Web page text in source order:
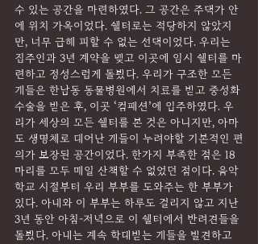
수 있는 공간을 마련하였다. 그 공간은 주택가 안
에 위치 가옥이었다. 쉘터로는 적당하지 않았지
만, 너무 급해 피할 수 없는 선택이었다. 우리는
집주인과 3년 계약을 맺고 이곳에 임시 쉘터를 마
련하고 정성스럽게 돌봤다. 우리가 구조한 모든
개들은 한남동 동물병원에서 치료를 받고 중성화
수술을 받은 후, 이곳 ‘컴패션’에 입주하였다. 우
리가 세상의 모든 쉘터를 본 것은 아니지만, 아마
도 생명체로 태어난 개들이 누려야할 기본적인 편
의가 보장된 공간이었다. 한가지 부족한 점은 18
마리를 모두 매일 산책할 수 없었던 점이다. 음악
학교 시절부터 우리 부부를 도와주는 한 부부가
있다. 아내와 이 부부는 하루도 걸리지 않고 지난
3년 동안 아침-저녁으로 이 쉘터에서 반려견들을
돌봤다. 아내는 계속 학대받는 개들을 발견하고